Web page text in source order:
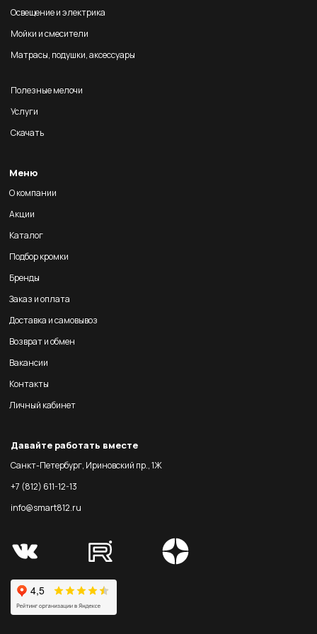
Освещение и электрика
Мойки и смесители
Матрасы, подушки, аксессуары
Полезные мелочи
Услуги
Скачать
Меню
О компании
Акции
Каталог
Подбор кромки
Бренды
Заказ и оплата
Доставка и самовывоз
Возврат и обмен
Вакансии
Контакты
Личный кабинет
Давайте работать вместе
Санкт-Петербург, Ириновский пр., 1Ж
+7 (812) 611-12-13
info@smart812.ru